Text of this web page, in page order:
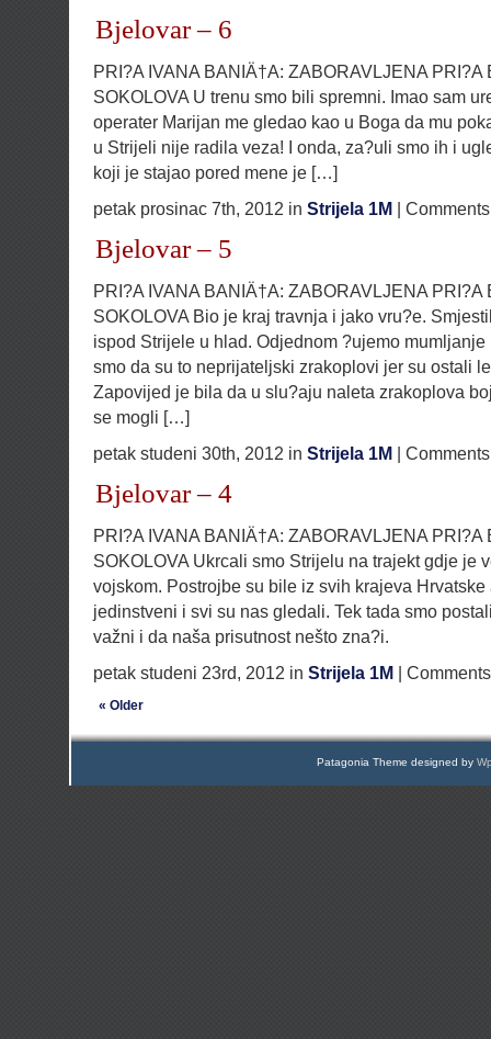
Bjelovar – 6
PRI?A IVANA BANIÄ†A: ZABORAVLJENA PRI?A
SOKOLOVA U trenu smo bili spremni. Imao sam
operater Marijan me gledao kao u Boga da mu
u Strijeli nije radila veza! I onda, za?uli smo ih i
koji je stajao pored mene je […]
petak prosinac 7th, 2012 in Strijela 1M |
Bjelovar – 5
PRI?A IVANA BANIÄ†A: ZABORAVLJENA PRI?A
SOKOLOVA Bio je kraj travnja i jako vru?e.
ispod Strijele u hlad. Odjednom ?ujemo
smo da su to neprijateljski zrakoplovi jer su ostali
Zapovijed je bila da u slu?aju naleta zrakoplova
se mogli […]
petak studeni 30th, 2012 in Strijela 1M |
Bjelovar – 4
PRI?A IVANA BANIÄ†A: ZABORAVLJENA PRI?A
SOKOLOVA Ukrcali smo Strijelu na trajekt gdje je
vojskom. Postrojbe su bile iz svih krajeva
jedinstveni i svi su nas gledali. Tek tada smo
važni i da naša prisutnost nešto zna?i.
petak studeni 23rd, 2012 in Strijela 1M |
« Older
Patagonia Theme designed by